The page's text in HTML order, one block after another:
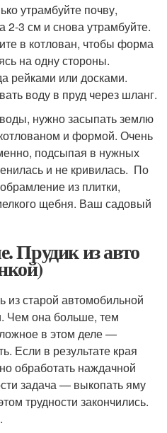
утрамбуйте почву,
2-3 см и снова утрамбуйте.
в котлован, чтобы форма
на одну стороны.
рейками или досками.
воду в пруд через шланг.
нужно засыпать землю
и формой. Очень
подсыпая в нужных
и не кривилась. По
из плитки,
щебня. Ваш садовый
Прудик из авто
из старой автомобильной
Чем она больше, тем
в этом деле —
Если в результате края
обработать наждачной
задача — выкопать яму
трудности закончились.